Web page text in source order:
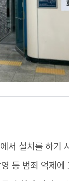
서 설치를 하기
등 범죄 억제